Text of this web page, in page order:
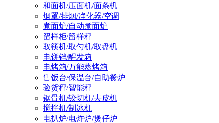
和面机/压面机/面条机
烟罩/排烟/净化器/空调
煮面炉/自动煮面炉
留样柜/留样秤
取筷机/取勺机/取盘机
电饼铛/醒发箱
电烤箱/万能蒸烤箱
售饭台/保温台/自助餐炉
验货秤/智能秤
锯骨机/铰切机/去皮机
搅拌机/制冰机
电扒炉/电炸炉/煲仔炉